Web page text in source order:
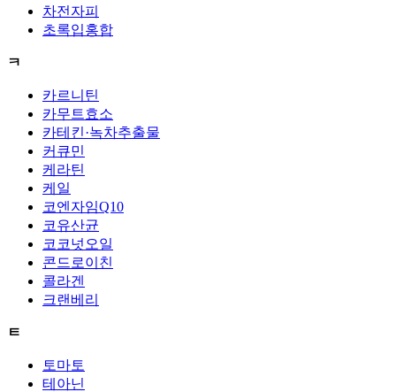
차전자피
초록입홍합
ㅋ
카르니틴
카무트효소
카테킨·녹차추출물
커큐민
케라틴
케일
코엔자임Q10
코유산균
코코넛오일
콘드로이친
콜라겐
크랜베리
ㅌ
토마토
테아닌